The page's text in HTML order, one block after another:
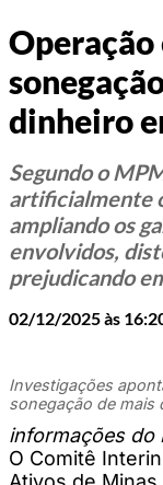
Operação
dinheiro
Segundo o
artificialmente
ampliando os
envolvidos,
prejudicando
02/12/2025 às
Investigações
sonegação de mais
informações do
O Comitê